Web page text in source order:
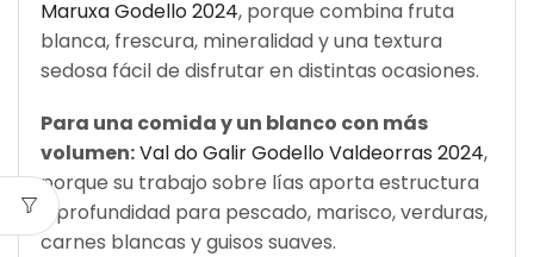
Maruxa Godello 2024, porque combina fruta
blanca, frescura, mineralidad y una textura
sedosa fácil de disfrutar en distintas ocasiones.
Para una comida y un blanco con más
volumen:Val do Galir Godello Valdeorras 2024,
porque su trabajo sobre lías aporta estructura
y profundidad para pescado, marisco, verduras,
carnes blancas y guisos suaves.